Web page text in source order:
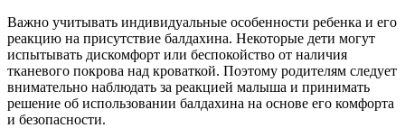
Важно учитывать индивидуальные особенности ребенка и его
реакцию на присутствие балдахина. Некоторые дети могут
испытывать дискомфорт или беспокойство от наличия
тканевого покрова над кроваткой. Поэтому родителям следует
внимательно наблюдать за реакцией малыша и принимать
решение об использовании балдахина на основе его комфорта
и безопасности.